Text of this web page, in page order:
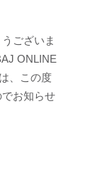
ございま
ONLINE
、この度
お知らせ